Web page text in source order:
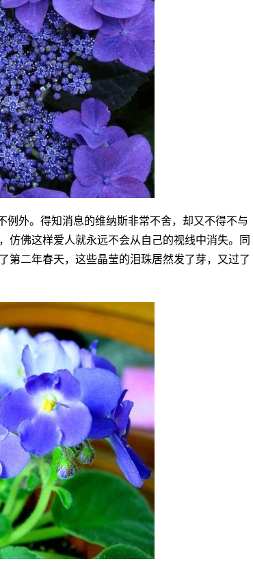
外。得知消息的维纳斯非常不舍，却又不得不与
仿佛这样爱人就永远不会从自己的视线中消失。同
第二年春天，这些晶莹的泪珠居然发了芽，又过了